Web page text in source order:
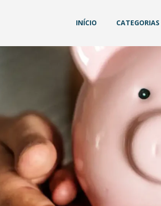
INÍCIO CATEGORIAS